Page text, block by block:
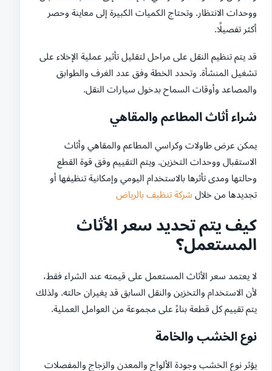
ووحدات الانتظار. وتحتاج الكميات الكبيرة إلى معاينة وحصر
أكثر تفصيلًا.
قد يتم تنظيم النقل على مراحل لتقليل تأثير عملية الإخلاء على
تشغيل المنشأة. وتحدد الخطة وفق عدد الغرف والطوابق
والمصاعد وأوقات السماح بدخول سيارات النقل.
شراء أثاث المطاعم والمقاهي
يمكن عرض طاولات وكراسي المطاعم والمقاهي وأثاث
الاستقبال ووحدات التخزين. ويتم التقييم وفق قوة القطع
وحالتها ومدى تأثرها بالاستخدام اليومي وإمكانية تنظيفها أو
تجديدها من خلال شركة تنظيف بالرياض
كيف يتم تحديد سعر الأثاث
المستعمل؟
لا يعتمد سعر الأثاث المستعمل على قيمته عند الشراء فقط،
لأن الاستخدام والتخزين والنقل السابق قد يغيران حالته. ولذلك
يتم تقييم كل قطعة بناءً على مجموعة من العوامل العملية.
نوع الخشب والخامة
يؤثر نوع الخشب وجودة الألواح والمعدن والزجاج والمفصلات